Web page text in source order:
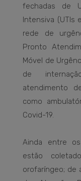
fechadas de
Intensiva (UTIs
rede de
Pronto
Móvel de
de
atendimento
como
Covid-19.
Ainda entre
estão
orofaríngeo; de